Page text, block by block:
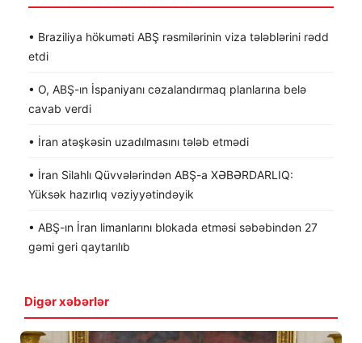
• Braziliya hökuməti ABŞ rəsmilərinin viza tələblərini rədd
etdi
• O, ABŞ-ın İspaniyanı cəzalandırmaq planlarına belə
cavab verdi
• İran atəşkəsin uzadılmasını tələb etmədi
• İran Silahlı Qüvvələrindən ABŞ-a XƏBƏRDARLIQ:
Yüksək hazırlıq vəziyyətindəyik
• ABŞ-ın İran limanlarını blokada etməsi səbəbindən 27
gəmi geri qaytarılıb
Digər xəbərlər